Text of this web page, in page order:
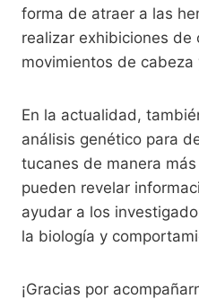
forma de atraer a las
realizar exhibiciones de
movimientos de
En la actualidad,
análisis genético para
tucanes de manera
pueden revelar
ayudar a los
la biología y
¡Gracias por